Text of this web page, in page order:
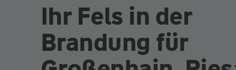
Ihr Fels in der
Brandung für